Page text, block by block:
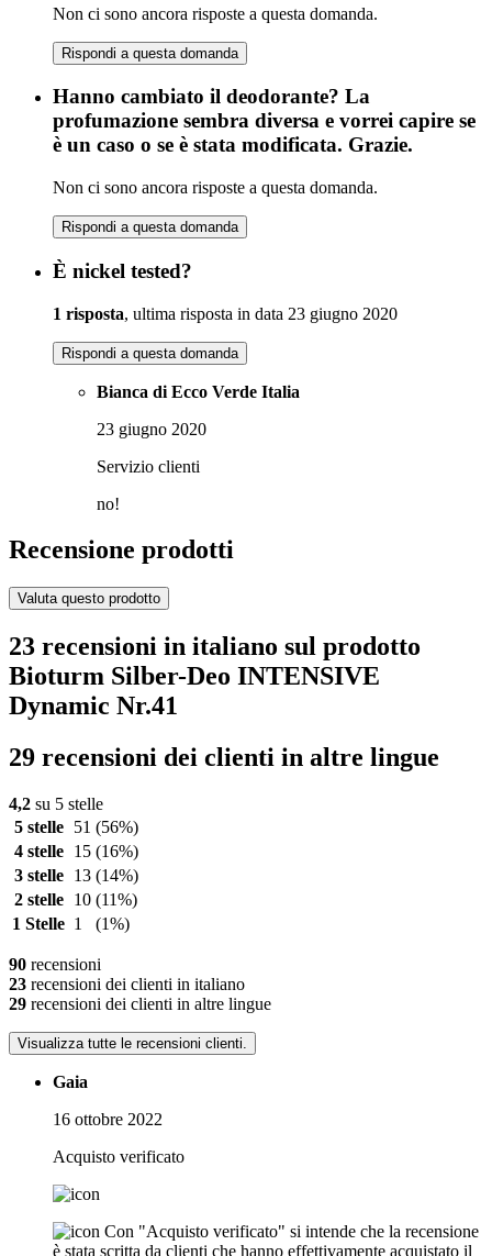
Non ci sono ancora risposte a questa domanda.
Rispondi a questa domanda
Hanno cambiato il deodorante? La
profumazione sembra diversa e vorrei capire se
è un caso o se è stata modificata. Grazie.
Non ci sono ancora risposte a questa domanda.
Rispondi a questa domanda
È nickel tested?
1 risposta, ultima risposta in data 23 giugno 2020
Rispondi a questa domanda
Bianca di Ecco Verde Italia
23 giugno 2020
Servizio clienti
no!
Recensione prodotti
Valuta questo prodotto
23 recensioni in italiano sul prodotto
Bioturm Silber-Deo INTENSIVE
Dynamic Nr.41
29 recensioni dei clienti in altre lingue
4,2 su 5 stelle
5 stelle
51 (56%)
4 stelle
15 (16%)
3 stelle
13 (14%)
2 stelle
10 (11%)
1 Stelle 1 (1%)
90 recensioni
23 recensioni dei clienti in italiano
29 recensioni dei clienti in altre lingue
Visualizza tutte le recensioni clienti.
Gaia
16 ottobre 2022
Acquisto verificato
Con "Acquisto verificato" si intende che la recensione
è stata scritta da clienti che hanno effettivamente acquistato il